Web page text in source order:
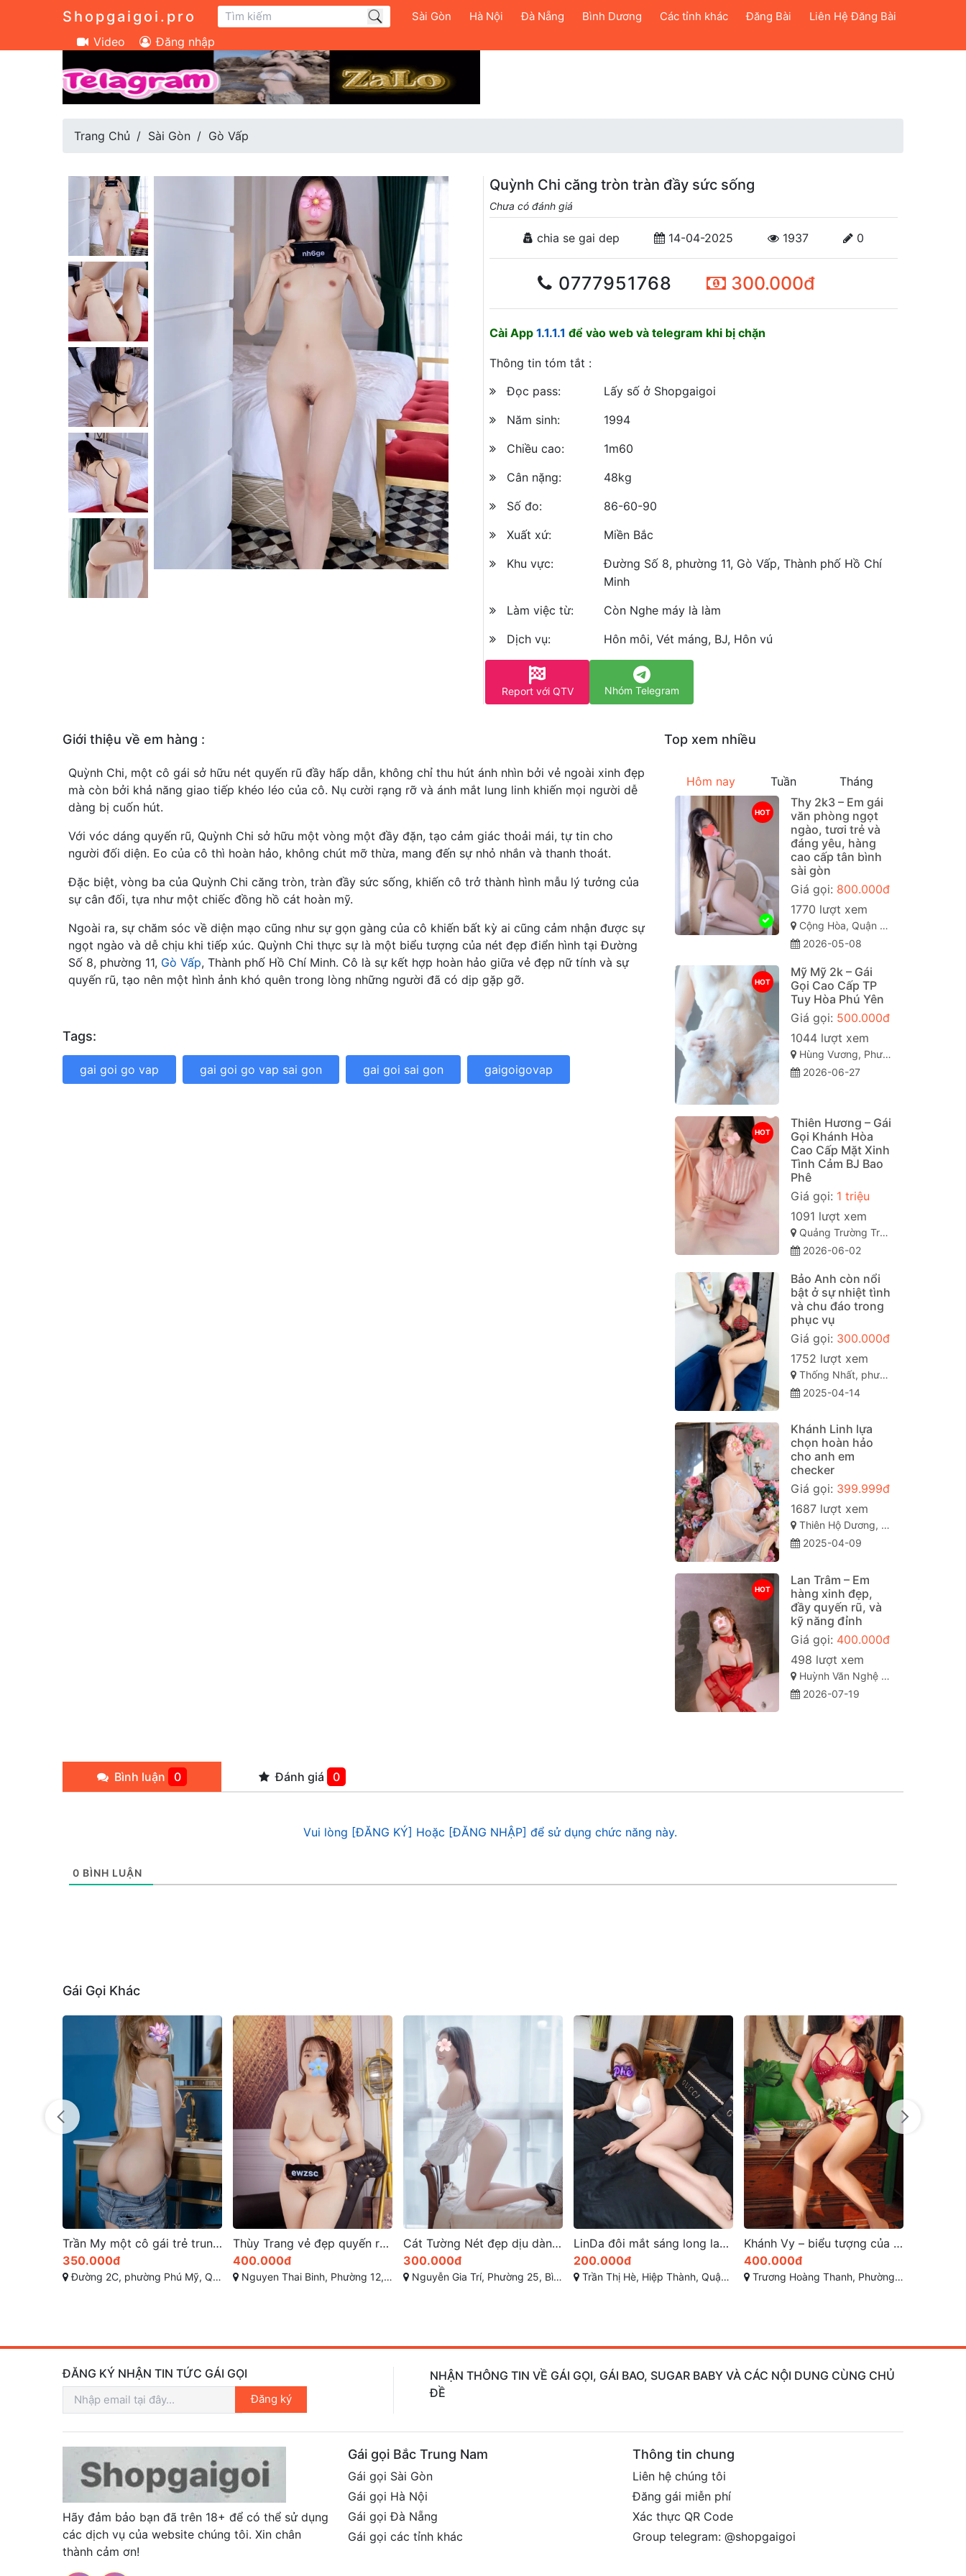
Shopgaigoi.pro Sài Gòn Hà Nội Đà Nẵng Bình Dương Các tỉnh khác Đăng Bài Liên Hệ Đăng Bài
Video Đăng nhập
Trang Chủ Sài Gòn Gò Vấp
Quỳnh Chi căng tròn tràn đầy sức sống
Chưa có đánh giá
chia se gai dep 14-04-2025 1937 0
0777951768 300.000đ
Cài App 1.1.1.1 để vào web và telegram khi bị chặn
Thông tin tóm tắt :
Đọc pass:
Lấy số ở Shopgaigoi
Năm sinh:
1994
Chiều cao:
1m60
Cân nặng:
48kg
Số đo:
86-60-90
Xuất xứ:
Miền Bắc
Khu vực:
Đường Số 8, phường 11, Gò Vấp, Thành phố Hồ Chí
Minh
Làm việc từ:
Còn Nghe máy là làm
Dịch vụ:
Hôn môi, Vét máng, BJ, Hôn vú
Report với QTV Nhóm Telegram
Giới thiệu về em hàng :
Quỳnh Chi, một cô gái sở hữu nét quyến rũ đầy hấp dẫn, không chỉ thu hút ánh nhìn bởi vẻ ngoài xinh đẹp
mà còn bởi khả năng giao tiếp khéo léo của cô. Nụ cười rạng rỡ và ánh mắt lung linh khiến mọi người dễ
dàng bị cuốn hút.
Với vóc dáng quyến rũ, Quỳnh Chi sở hữu một vòng một đầy đặn, tạo cảm giác thoải mái, tự tin cho
người đối diện. Eo của cô thì hoàn hảo, không chút mỡ thừa, mang đến sự nhỏ nhắn và thanh thoát.
Đặc biệt, vòng ba của Quỳnh Chi căng tròn, tràn đầy sức sống, khiến cô trở thành hình mẫu lý tưởng của
sự cân đối, tựa như một chiếc đồng hồ cát hoàn mỹ.
Ngoài ra, sự chăm sóc về diện mạo cũng như sự gọn gàng của cô khiến bất kỳ ai cũng cảm nhận được sự
ngọt ngào và dễ chịu khi tiếp xúc. Quỳnh Chi thực sự là một biểu tượng của nét đẹp điển hình tại Đường
Số 8, phường 11, Gò Vấp, Thành phố Hồ Chí Minh. Сô là sự kết hợp hoàn hảo giữa vẻ đẹp nữ tính và sự
quyến rũ, tạo nên một hình ảnh khó quên trong lòng những người đã có dịp gặp gỡ.
Tags:
gai goi go vap gai goi go vap sai gon gai goi sai gon gaigoigovap
Top xem nhiều
Hôm nay Tuần Tháng
HOT
Thy 2k3 – Em gái
văn phòng ngọt
ngào, tươi trẻ và
đáng yêu, hàng
cao cấp tân bình
sài gòn
Giá gọi: 800.000đ
1770 lượt xem
Cộng Hòa, Quận Tân Bình Sài Gòn ( TP. Hồ Chí Minh )
2026-05-08
HOT
Mỹ Mỹ 2k – Gái
Gọi Cao Cấp TP
Tuy Hòa Phú Yên
Giá gọi: 500.000đ
1044 lượt xem
Hùng Vương, Phường 9, Tuy Hòa, Phú Yên
2026-06-27
HOT
Thiên Hương – Gái
Gọi Khánh Hòa
Cao Cấp Mặt Xinh
Tình Cảm BJ Bao
Phê
Giá gọi: 1 triệu
1091 lượt xem
Quảng Trường Trung Tâm, TP Nha Trang, Khánh Hòa
2026-06-02
Bảo Anh còn nổi
bật ở sự nhiệt tình
và chu đáo trong
phục vụ
Giá gọi: 300.000đ
1752 lượt xem
Thống Nhất, phường 11, Gò Vấp, Thành phố Hồ Chí Minh
2025-04-14
Khánh Linh lựa
chọn hoàn hảo
cho anh em
checker
Giá gọi: 399.999đ
1687 lượt xem
Thiên Hộ Dương, Hoà Thuận, TP. Cao Lãnh, Đồng Tháp
2025-04-09
HOT
Lan Trâm – Em
hàng xinh đẹp,
đầy quyến rũ, và
kỹ năng đỉnh
Giá gọi: 400.000đ
498 lượt xem
Huỳnh Văn Nghệ - Tân Phú - Đồng Xoài
2026-07-19
Bình luận 0 Đánh giá 0
Vui lòng [ĐĂNG KÝ] Hoặc [ĐĂNG NHẬP] để sử dụng chức năng này.
0 BÌNH LUẬN
Gái Gọi Khác
Thùy Trang vẻ đẹp quyến rũ sexy
400.000đ
Nguyen Thai Binh, Phường 12, Tân Bình, Thành phố Hồ Chí Minh
Cát Tường Nét đẹp dịu dàng miền Tây
300.000đ
Nguyễn Gia Trí, Phường 25, Bình Thạnh, Thành phố Hồ Chí Minh
LinDa đôi mắt sáng long lanh và nụ cười tỏa nắng
200.000đ
Trần Thị Hè, Hiệp Thành, Quận 12, Hồ Chí Minh
Khánh Vy – biểu tượng của sự quyến rũ và duyên dáng tại Sài Gòn
400.000đ
Trương Hoàng Thanh, Phường 12, Tân Bình, Sài Gòn
Mai Thảo là một cô gái gọi xinh đẹp nổi bật sài gòn
700.000đ
Sư Vạn Hạnh, Quận 10, Thành phố Hồ Chí Minh
ĐĂNG KÝ NHẬN TIN TỨC GÁI GỌI
Đăng ký
NHẬN THÔNG TIN VỀ GÁI GỌI, GÁI BAO, SUGAR BABY VÀ CÁC NỘI DUNG CÙNG CHỦ
ĐỀ
Hãy đảm bảo bạn đã trên 18+ để có thể sử dụng
các dịch vụ của website chúng tôi. Xin chân
thành cảm ơn!
Gái gọi Bắc Trung Nam
Gái gọi Sài Gòn
Gái gọi Hà Nội
Gái gọi Đà Nẵng
Gái gọi các tỉnh khác
Thông tin chung
Liên hệ chúng tôi
Đăng gái miễn phí
Xác thực QR Code
Group telegram: @shopgaigoi